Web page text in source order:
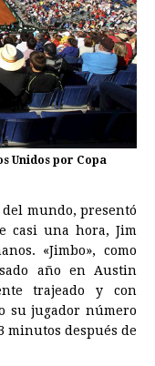
Unidos por Copa
mundo, presentó
casi una hora, Jim
«Jimbo», como
año en Austin
trajeado y con
su jugador número
minutos después de